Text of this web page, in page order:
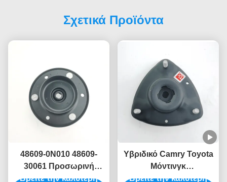
Σχετικά Προϊόντα
48609-0N010 48609-
30061 Προσωρινή
τοποθέτηση
Βρείτε την καλύτερη
Υβριδικό Camry Toyota
Μόντινγκ
απορροφητήρα 48609-
Βρείτε την καλύτερη